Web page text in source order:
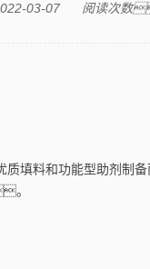
03-07 阅读次数
质填料和功能型助
。